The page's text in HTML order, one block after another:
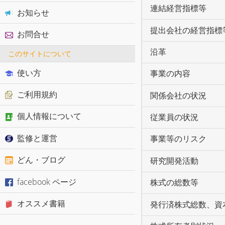
連結経営指標等
提出会社の経営指標
沿革
事業の内容
関係会社の状況
従業員の状況
事業等のリスク
研究開発活動
株式の総数等
発行済株式総数、資
お知らせ
お問合せ
このサイトについて
使い方
ご利用規約
個人情報について
監修と運営
どん・ブログ
facebook ページ
オススメ書籍